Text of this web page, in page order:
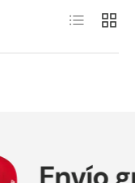
Lista